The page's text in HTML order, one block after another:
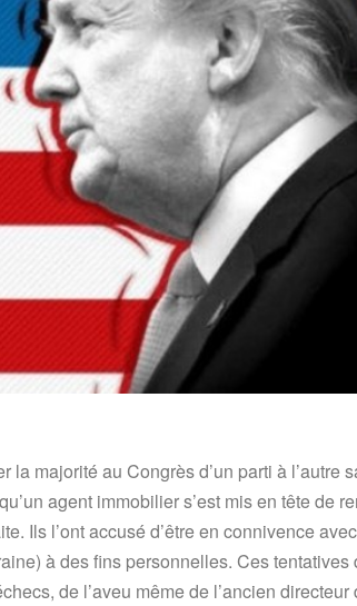
majorité au Congrès d’un parti à l’autre
agent immobilier s’est mis en tête de
Ils l’ont accusé d’être en connivence
à des fins personnelles. Ces tentatives
de l’aveu même de l’ancien directeur